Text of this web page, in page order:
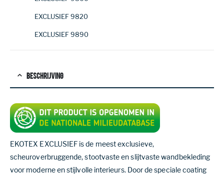
EXCLUSIEF 9820
EXCLUSIEF 9890
Alternative:
BESCHRIJVING
EKOTEX EXCLUSIEF is de meest exclusieve,
scheuroverbruggende, stootvaste en slijtvaste wandbekleding
voor moderne en stijlvolle interieurs. Door de speciale coating